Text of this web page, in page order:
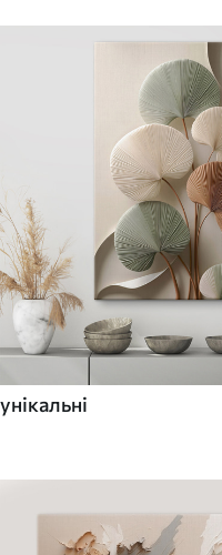
унікальні